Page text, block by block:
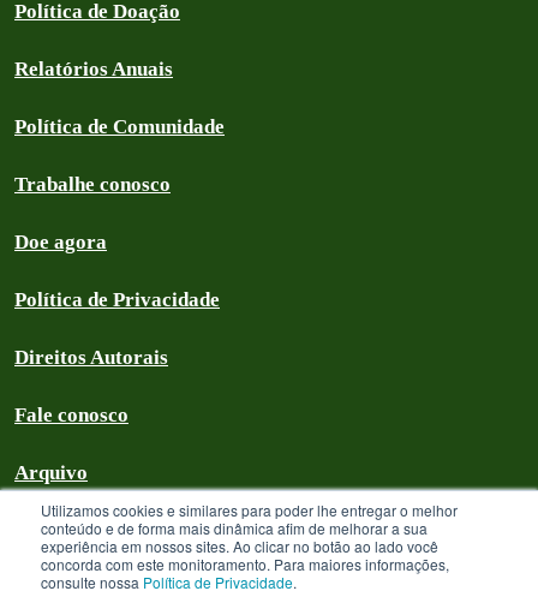
Utilizamos cookies e similares para poder lhe entregar o melhor
conteúdo e de forma mais dinâmica afim de melhorar a sua
experiência em nossos sites. Ao clicar no botão ao lado você
concorda com este monitoramento. Para maiores informações,
consulte nossa Política de Privacidade.
Política de Doação
Relatórios Anuais
Política de Comunidade
Trabalhe conosco
Doe agora
Política de Privacidade
Direitos Autorais
Fale conosco
Arquivo
Greenpeace Brasil 2026